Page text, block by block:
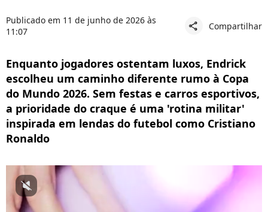
Publicado em 11 de junho de 2026 às
11:07
share Compartilhar
Enquanto jogadores ostentam luxos, Endrick
escolheu um caminho diferente rumo à Copa
do Mundo 2026. Sem festas e carros esportivos,
a prioridade do craque é uma 'rotina militar'
inspirada em lendas do futebol como Cristiano
Ronaldo